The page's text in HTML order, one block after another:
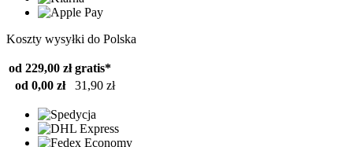
Koszty wysyłki do Polska
od 229,00 zł gratis*
od 0,00 zł
31,90 zł